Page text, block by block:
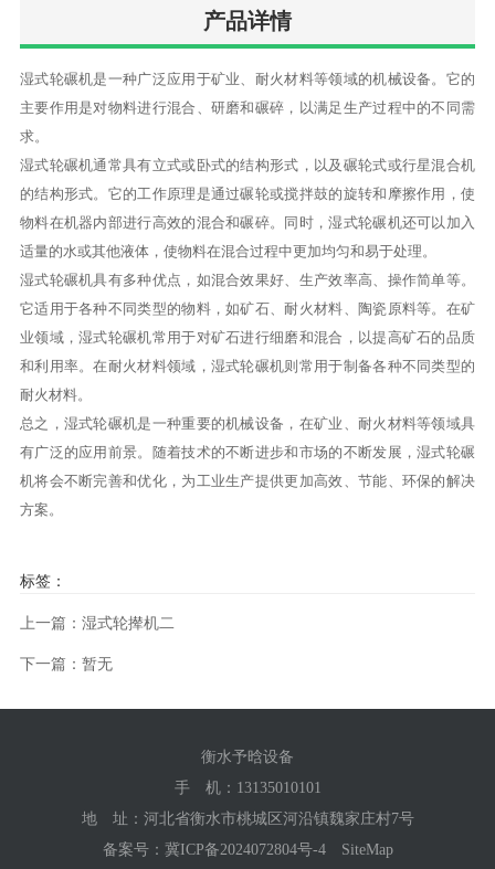
产品详情
湿式轮碾机是一种广泛应用于矿业、耐火材料等领域的机械设备。它的
主要作用是对物料进行混合、研磨和碾碎，以满足生产过程中的不同需
求。
湿式轮碾机通常具有立式或卧式的结构形式，以及碾轮式或行星混合机
的结构形式。它的工作原理是通过碾轮或搅拌鼓的旋转和摩擦作用，使
物料在机器内部进行高效的混合和碾碎。同时，湿式轮碾机还可以加入
适量的水或其他液体，使物料在混合过程中更加均匀和易于处理。
湿式轮碾机具有多种优点，如混合效果好、生产效率高、操作简单等。
它适用于各种不同类型的物料，如矿石、耐火材料、陶瓷原料等。在矿
业领域，湿式轮碾机常用于对矿石进行细磨和混合，以提高矿石的品质
和利用率。在耐火材料领域，湿式轮碾机则常用于制备各种不同类型的
耐火材料。
总之，湿式轮碾机是一种重要的机械设备，在矿业、耐火材料等领域具
有广泛的应用前景。随着技术的不断进步和市场的不断发展，湿式轮碾
机将会不断完善和优化，为工业生产提供更加高效、节能、环保的解决
方案。
标签：
上一篇：湿式轮撵机二
下一篇：暂无
衡水予晗设备
手 机： 13135010101
地 址：河北省衡水市桃城区河沿镇魏家庄村7号
备案号： 冀ICP备2024072804号-4 SiteMap